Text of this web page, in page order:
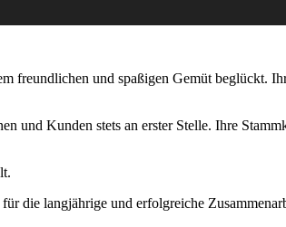
und spaßigen Gemüt beglückt.
Kunden stets an erster Stelle. Ihre
die langjährige und erfolgreiche